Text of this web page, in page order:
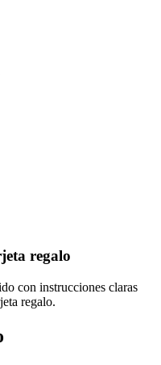
regalo
con instrucciones claras
regalo.